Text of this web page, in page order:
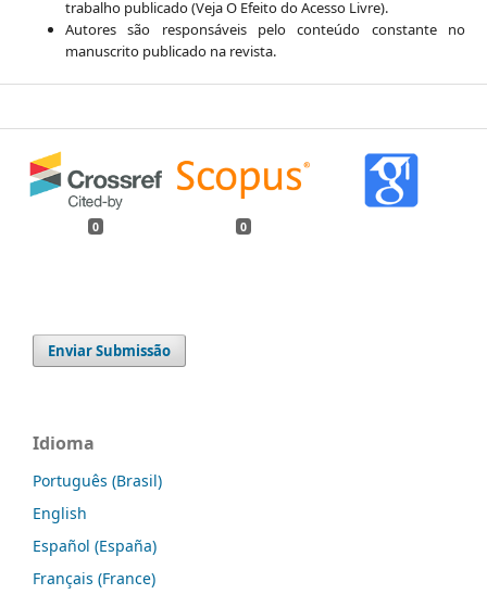
trabalho publicado (Veja O Efeito do Acesso Livre).
Autores são responsáveis pelo conteúdo constante no
manuscrito publicado na revista.
0 0
Enviar Submissão
Idioma
Português (Brasil)
English
Español (España)
Français (France)